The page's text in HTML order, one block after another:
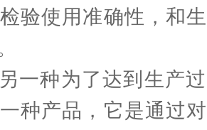
验使用准确性，和
种为了达到生产过
种产品，它是通过